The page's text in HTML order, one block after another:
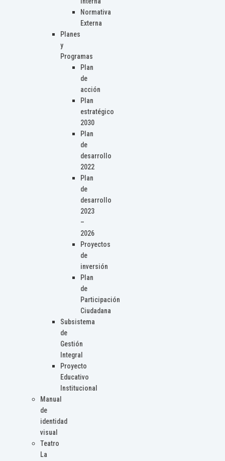
Normativa
Externa
Planes
y
Programas
Plan
de
acción
Plan
estratégico
2030
Plan
de
desarrollo
2022
Plan
de
desarrollo
2023
–
2026
Proyectos
de
inversión
Plan
de
Participación
Ciudadana
Subsistema
de
Gestión
Integral
Proyecto
Educativo
Institucional
Manual
de
identidad
visual
Teatro
La